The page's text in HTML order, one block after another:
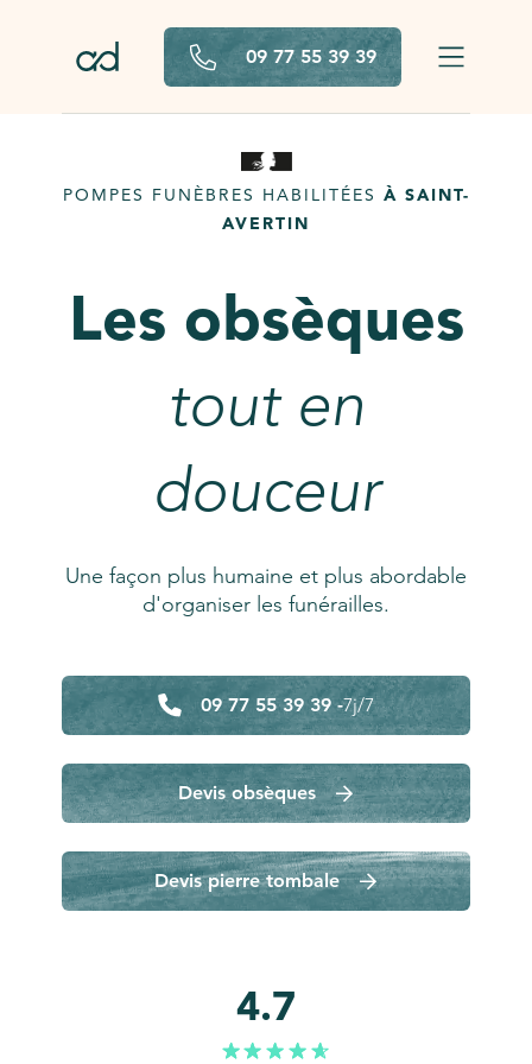
09 77 55 39 39
POMPES FUNÈBRES HABILITÉES À SAINT-
AVERTIN
Les obsèques
tout en
douceur
Une façon plus humaine et plus abordable
d'organiser les funérailles.
09 77 55 39 39 -7j/7
Devis obsèques
Devis pierre tombale
4.7